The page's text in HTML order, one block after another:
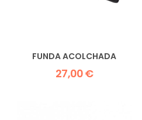
FUNDA ACOLCHADA
27,00 €